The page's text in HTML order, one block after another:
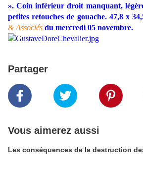
». Coin inférieur droit manquant,
petites retouches de gouache. 47,8 x
& Associés du mercredi 05 novembre.
Partager
Vous aimerez aussi
Les conséquences de la destruction